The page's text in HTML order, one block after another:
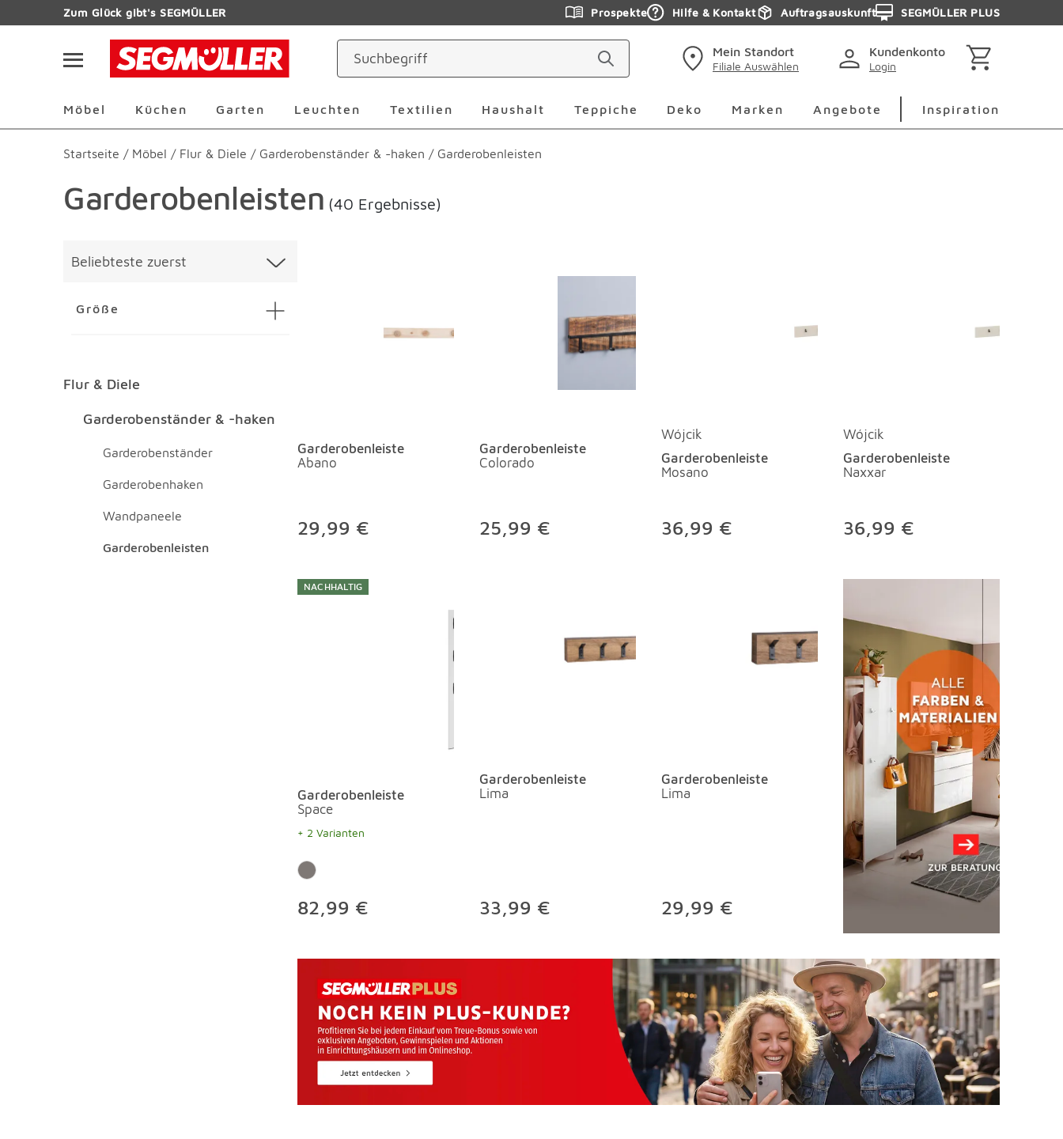
Zum HauptinhaltZum Glück gibt's SEGMÜLLER Prospekte Hilfe & Kontakt Auftragsauskunft SEGMÜLLER PLUS
Mein Standort
Filiale Auswählen
Kundenkonto
Login
Möbel Küchen Garten Leuchten Textilien Haushalt Teppiche Deko Marken
Marken Überspringen
Angebote Inspiration
Startseite / Möbel / Flur & Diele / Garderobenständer & -haken / Garderobenleisten
Garderobenleisten (40 Ergebnisse)
Beliebteste zuerst
Größe
Flur & Diele Überspringen
Flur & Diele
Garderobenständer & -haken Überspringen
Garderobenständer & -haken
Garderobenständer
Garderobenhaken
Wandpaneele
Garderobenleisten
Garderobenleiste
Abano
29,99 €
Garderobenleiste
Colorado
25,99 €
Wójcik
Garderobenleiste
Mosano
36,99 €
Wójcik
Garderobenleiste
Naxxar
36,99 €
NACHHALTIG
Garderobenleiste
Space
+ 2 Varianten
82,99 €
Garderobenleiste
Lima
33,99 €
Garderobenleiste
Lima
29,99 €